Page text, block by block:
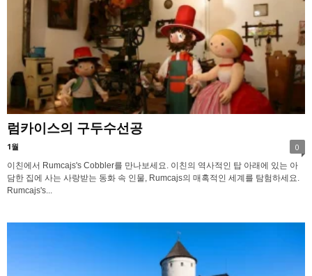
럼카이스의 구두수선공
1월 0
이친에서 Rumcajs's Cobbler를 만나보세요. 이친의 역사적인 탑 아래에 있는 아
담한 집에 사는 사랑받는 동화 속 인물, Rumcajs의 매혹적인 세계를 탐험하세요.
Rumcajs's...